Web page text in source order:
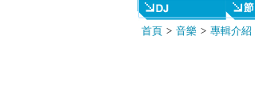
首頁> 音樂> 專輯介紹